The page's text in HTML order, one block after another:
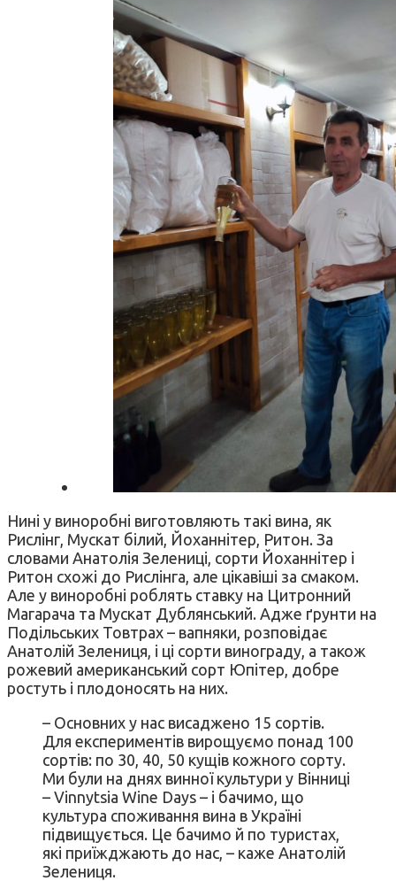
Нині у виноробні виготовляють такі вина, як
Рислінг, Мускат білий, Йоханнітер, Ритон. За
словами Анатолія Зелениці, сорти Йоханнітер і
Ритон схожі до Рислінга, але цікавіші за смаком.
Але у виноробні роблять ставку на Цитронний
Магарача та Мускат Дублянський. Адже ґрунти на
Подільських Товтрах – вапняки, розповідає
Анатолій Зелениця, і ці сорти винограду, а також
рожевий американський сорт Юпітер, добре
ростуть і плодоносять на них.
– Основних у нас висаджено 15 сортів.
Для експериментів вирощуємо понад 100
сортів: по 30, 40, 50 кущів кожного сорту.
Ми були на днях винної культури у Вінниці
– Vinnytsia Wine Days – і бачимо, що
культура споживання вина в Україні
підвищується. Це бачимо й по туристах,
які приїжджають до нас, – каже Анатолій
Зелениця.